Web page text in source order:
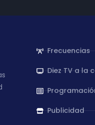
Frecuencias
Diez TV a la
Publicidad